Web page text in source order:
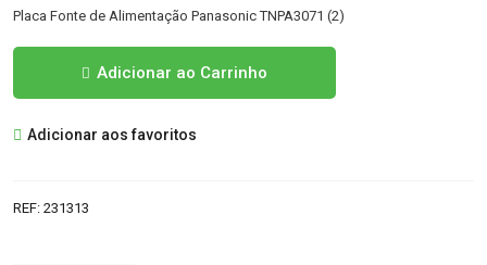
Placa Fonte de Alimentação Panasonic TNPA3071 (2)
FONTE
Adicionar ao Carrinho
Adicionar aos favoritos
REF: 231313